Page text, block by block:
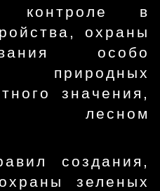
контроле в
охраны
особо
природных
значения,
лесном
создания,
зеленых